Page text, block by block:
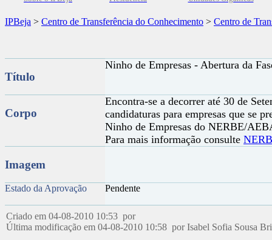
IPBeja > Centro de Transferência do Conhecimento > Centro de
Título
Ninho de Empresas - Abertura da
Corpo
Encontra-se a decorrer até 30 de
candidaturas para empresas que se
Ninho de Empresas do NERBE/
Para mais informação consulte
Imagem
Estado da Aprovação Pendente
Criado em 04-08-2010 10:53 por
Última modificação em 04-08-2010 10:58 por Isabel Sofia Sousa